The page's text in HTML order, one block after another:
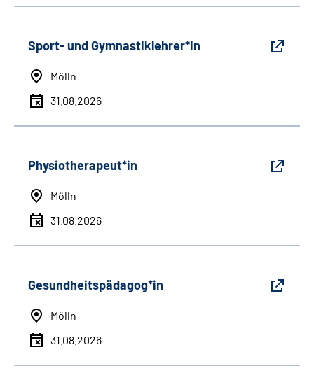
Sport- und Gymnastiklehrer*in
Mölln
31.08.2026
Physiotherapeut*in
Mölln
31.08.2026
Gesundheitspädagog*in
Mölln
31.08.2026